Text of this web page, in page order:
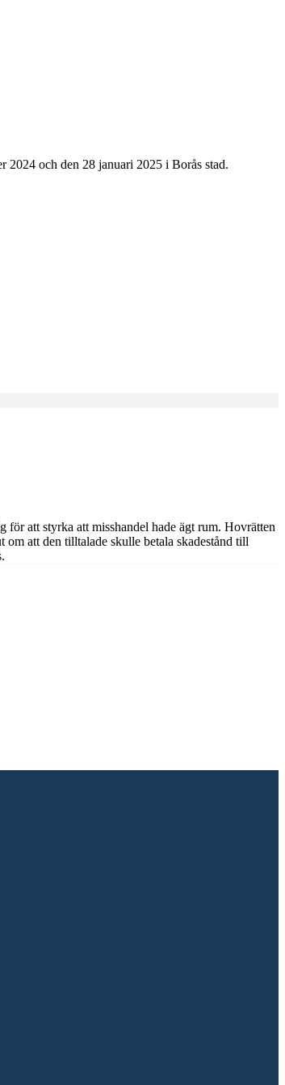
2024 och den 28 januari 2025 i Borås stad.
att styrka att misshandel hade ägt rum. Hovrätten
att den tilltalade skulle betala skadestånd till